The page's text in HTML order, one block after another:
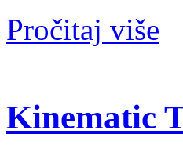
Pročitaj više
Kinematic